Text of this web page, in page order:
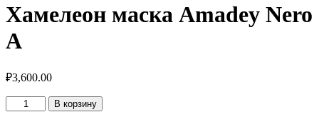
Хамелеон маска Amadey Nero
A
₽3,600.00
Количество
товара
В корзину